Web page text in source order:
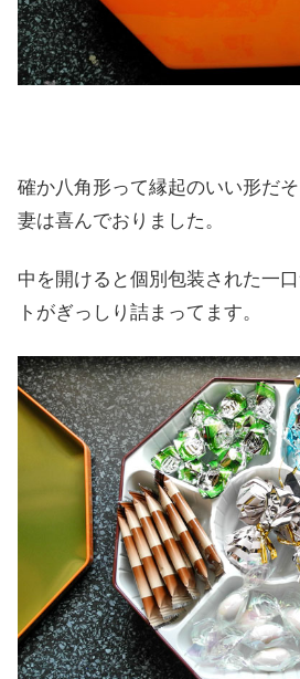
確か八角形って縁起のいい形だ
妻は喜んでおりました。
中を開けると個別包装された一
トがぎっしり詰まってます。